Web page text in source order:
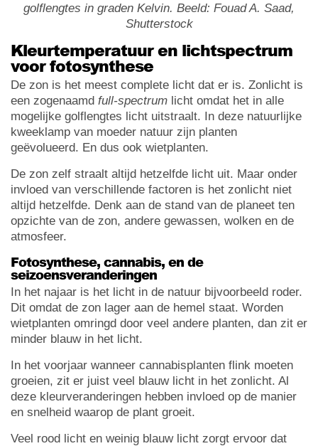
golflengtes in graden Kelvin. Beeld: Fouad A. Saad,
Shutterstock
Kleurtemperatuur en lichtspectrum
voor fotosynthese
De zon is het meest complete licht dat er is. Zonlicht is
een zogenaamd full-spectrum licht omdat het in alle
mogelijke golflengtes licht uitstraalt. In deze natuurlijke
kweeklamp van moeder natuur zijn planten
geëvolueerd. En dus ook wietplanten.
De zon zelf straalt altijd hetzelfde licht uit. Maar onder
invloed van verschillende factoren is het zonlicht niet
altijd hetzelfde. Denk aan de stand van de planeet ten
opzichte van de zon, andere gewassen, wolken en de
atmosfeer.
Fotosynthese, cannabis, en de
seizoensveranderingen
In het najaar is het licht in de natuur bijvoorbeeld roder.
Dit omdat de zon lager aan de hemel staat. Worden
wietplanten omringd door veel andere planten, dan zit er
minder blauw in het licht.
In het voorjaar wanneer cannabisplanten flink moeten
groeien, zit er juist veel blauw licht in het zonlicht. Al
deze kleurveranderingen hebben invloed op de manier
en snelheid waarop de plant groeit.
Veel rood licht en weinig blauw licht zorgt ervoor dat